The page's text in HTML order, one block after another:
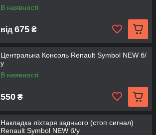
В наявності
від 675 ₴
Центральна Консоль Renault Symbol NEW б/
у
В наявності
550 ₴
Накладка ліхтаря заднього (стоп сигнал)
Renault Symbol NEW б/у